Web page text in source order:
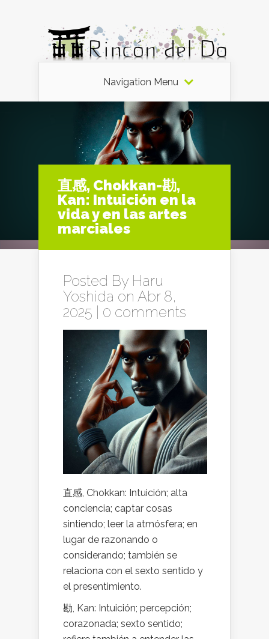
Navigation Menu
直感, Chokkan-勘,
Kan: Intuición en la
vida y en las artes
marciales
Posted By Haru
Yoshida on Abr 8,
2025 | 0 comments
直感, Chokkan: Intuición; alta
conciencia; captar cosas
sintiendo; leer la atmósfera; en
lugar de razonando o
considerando; también se
relaciona con el sexto sentido y
el presentimiento.
勘, Kan: Intuición; percepción;
corazonada; sexto sentido;